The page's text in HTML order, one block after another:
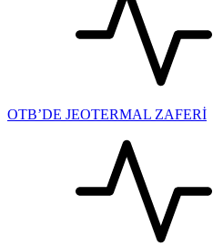
OTB’DE JEOTERMAL ZAFERİ